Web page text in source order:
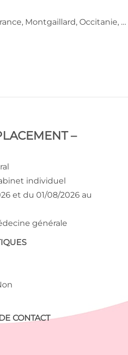
65200 Montgaillard, France, Montgaillard, Occitanie, France
–
individuel
et du 01/08/2026 au
générale
CONTACT